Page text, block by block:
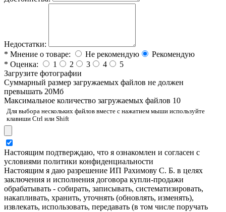
Недостатки:
* Мнение о товаре: Не рекомендую
Рекомендую
* Оценка: 1 2 3 4
5
Загрузите фотографии
Cуммарный размер загружаемых файлов не должен
превышать 20Мб
Максимальное количество загружаемых файлов 10
Для выбора нескольких файлов вместе с нажатием мыши используйте
клавиши Ctrl или Shift
Настоящим подтверждаю, что я ознакомлен и согласен с
условиями политики конфиденциальности
Настоящим я даю разрешение ИП Рахимову С. Б. в целях
заключения и исполнения договора купли-продажи
обрабатывать - собирать, записывать, систематизировать,
накапливать, хранить, уточнять (обновлять, изменять),
извлекать, использовать, передавать (в том числе поручать